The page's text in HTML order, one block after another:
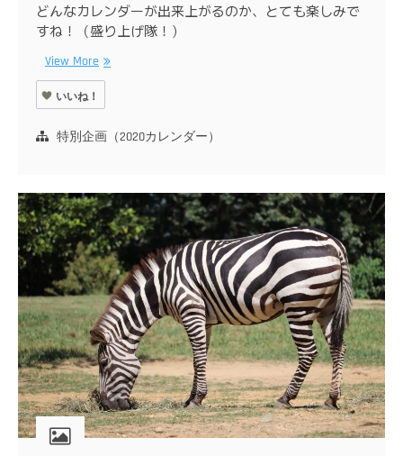
どんなカレンダーが出来上がるのか、とても楽しみで
すね！（盛り上げ隊！）
View More
いいね！
特別企画（2020カレンダー）